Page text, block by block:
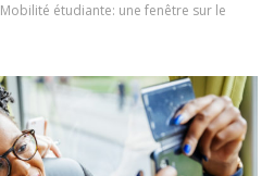
Mobilité étudiante: une fenêtre sur le